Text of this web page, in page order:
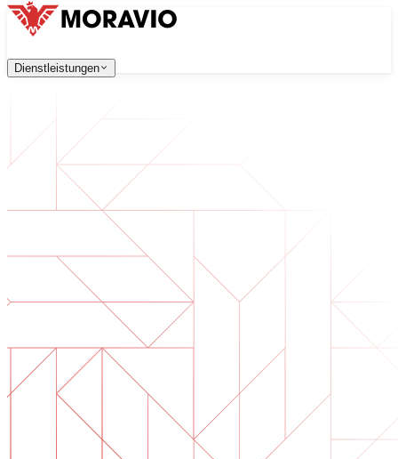
Dienstleistungen
Softwareentwicklung
Webanwendungen, die skalierbar, sicher und
Digitale Transformation
Digitalisieren Sie Ihr Unternehmen. Bereiten Sie sich auf
KI-Softwareentwicklung
Maßgeschneiderte KI-Tools, integriert in Ihre Prozesse.
Produktentwicklung
Von der Idee zum fertigen Produkt — Design,
Technische Due Diligence
Qualitätsbewertung und Risikoidentifikation in Ihrer
Software-Support
Laufende Wartung oder Rettung eines Projekts, das aus
Alle Dienstleistungen→
English
Kontaktieren Sie uns